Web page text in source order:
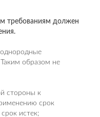
требованиям должен
однородные
образом не
стороны к
срок
истек;